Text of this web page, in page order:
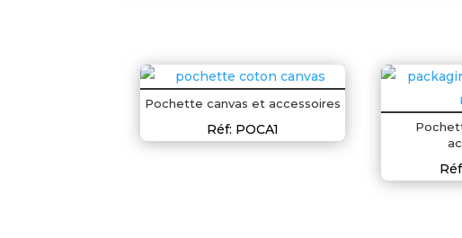
Pochette canvas et accessoires
Réf: POCA1